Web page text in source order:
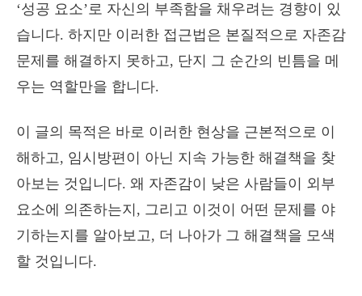
‘성공 요소’로 자신의 부족함을 채우려는 경향이 있
습니다. 하지만 이러한 접근법은 본질적으로 자존감
문제를 해결하지 못하고, 단지 그 순간의 빈틈을 메
우는 역할만을 합니다.
이 글의 목적은 바로 이러한 현상을 근본적으로 이
해하고, 임시방편이 아닌 지속 가능한 해결책을 찾
아보는 것입니다. 왜 자존감이 낮은 사람들이 외부
요소에 의존하는지, 그리고 이것이 어떤 문제를 야
기하는지를 알아보고, 더 나아가 그 해결책을 모색
할 것입니다.